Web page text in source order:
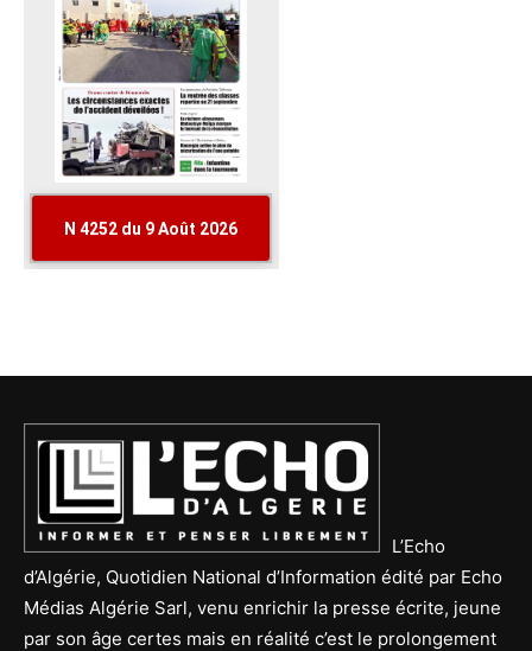
L’Echo
d’Algérie, Quotidien National d’Information édité par Echo
Médias Algérie Sarl, venu enrichir la presse écrite, jeune
par son âge certes mais en réalité c’est le prolongement